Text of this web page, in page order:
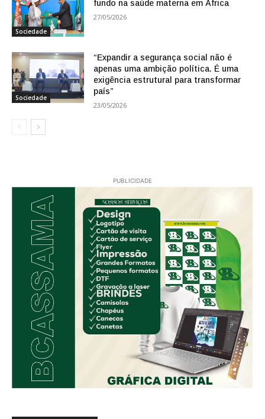
Sociedade
fundo na saúde materna em África
27/05/2026
Sociedade
“Expandir a segurança social não é
apenas uma ambição política. É uma
exigência estrutural para transformar
país”
23/05/2026
PUBLICIDADE